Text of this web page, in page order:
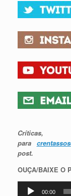
Críticas,
para
post.
OUÇA/BAIXE O
Tocador
00:00